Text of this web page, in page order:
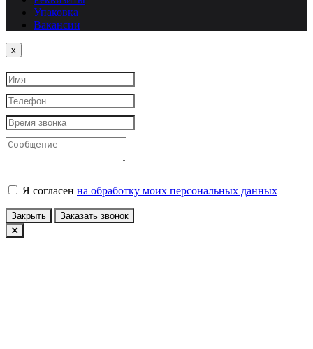
Упаковка
Вакансии
x
Я согласен на обработку моих персональных данных
Закрыть Заказать звонок